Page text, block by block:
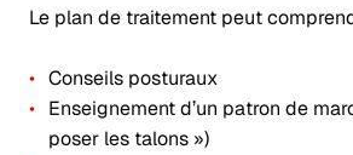
Le plan de traitement peut
Conseils posturaux
Enseignement d’un patron de
poser les talons »)